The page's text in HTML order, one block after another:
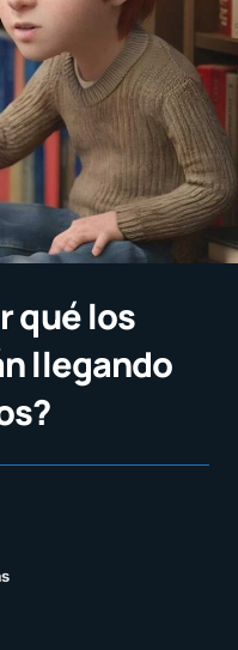
qué los
llegando